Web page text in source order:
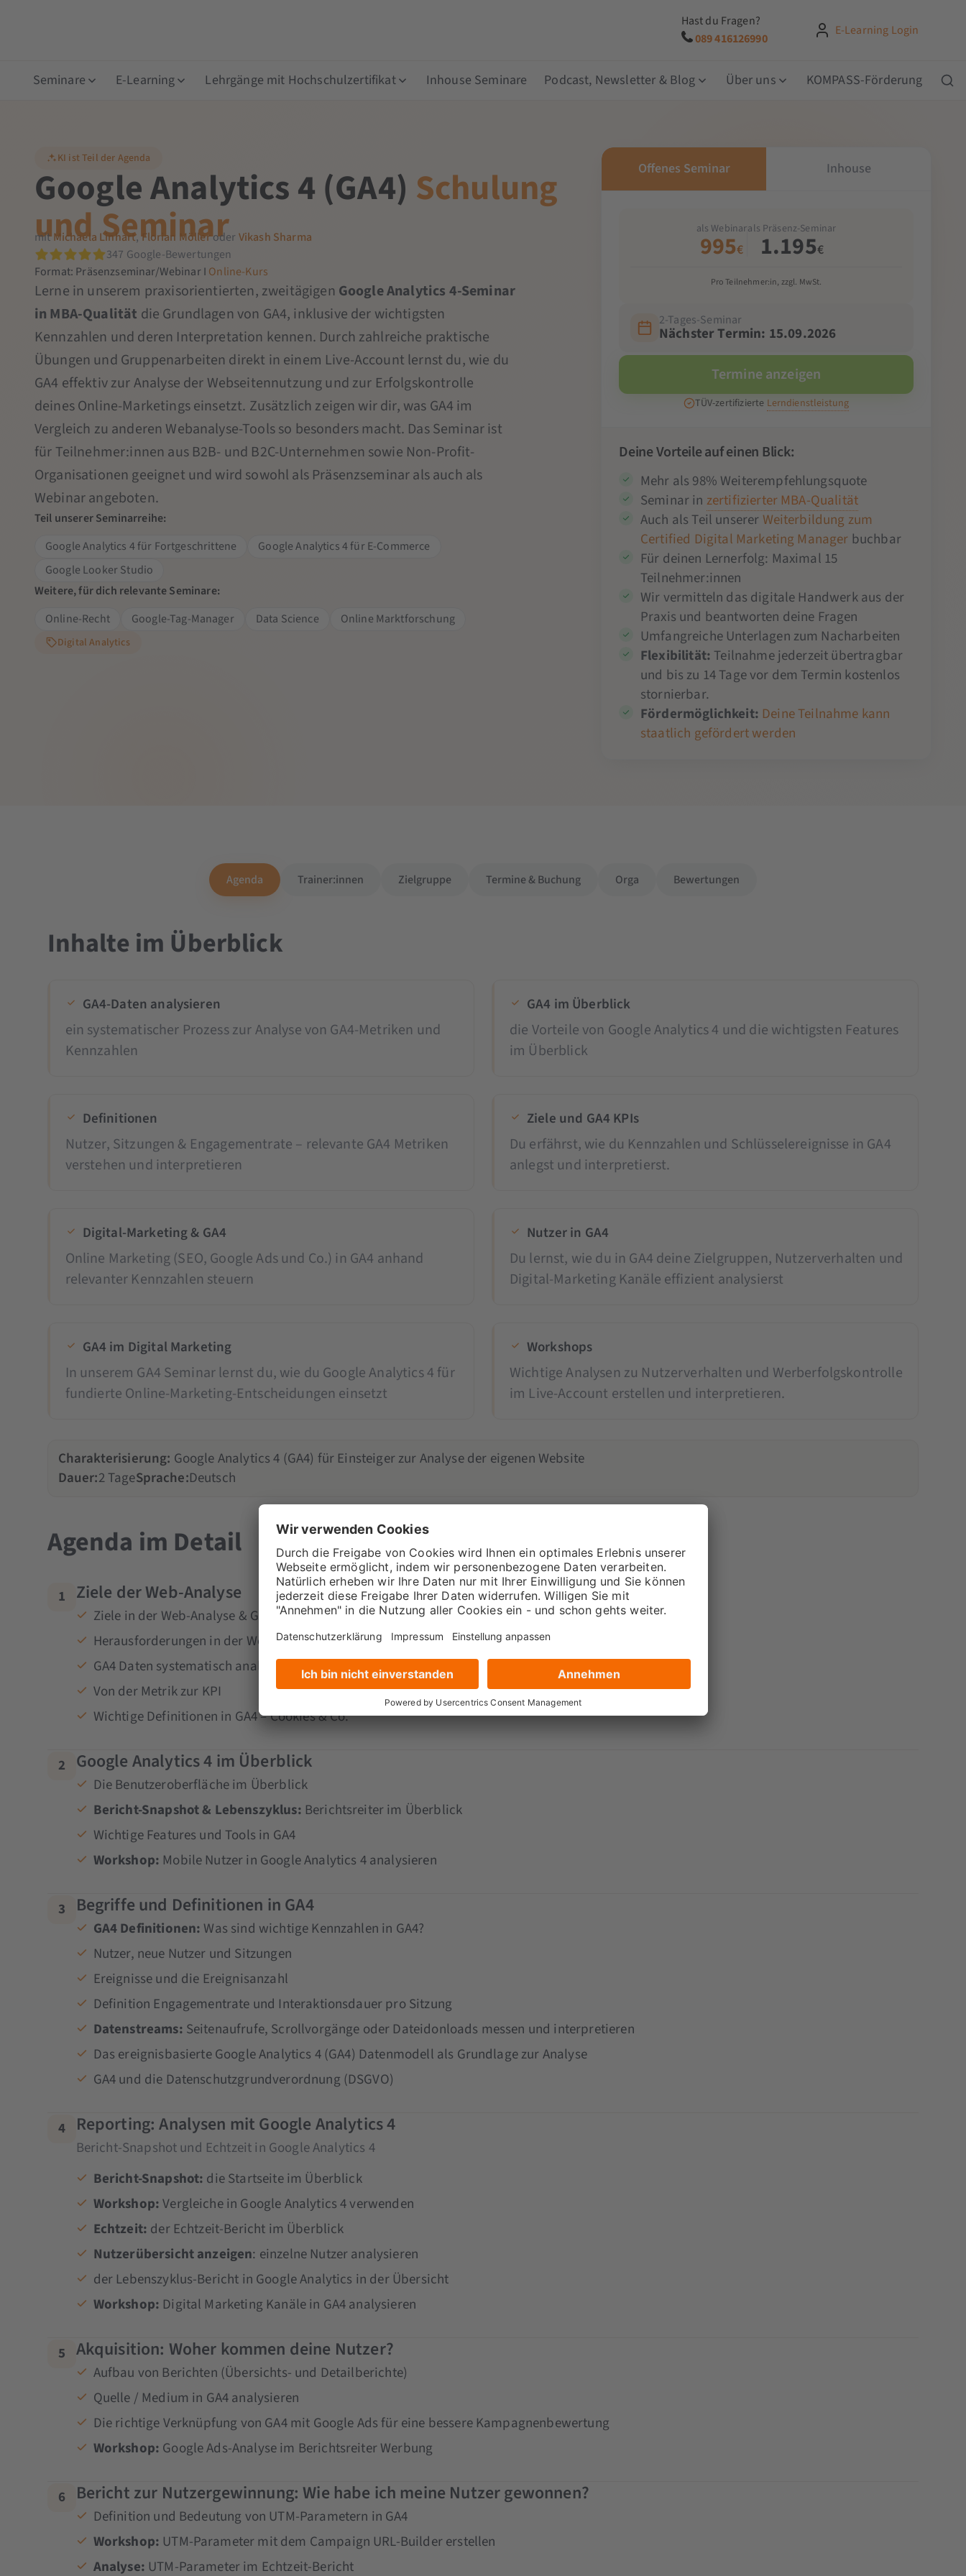
Hast du Fragen?
089 416126990
E-Learning Login
Seminare E-Learning Lehrgänge mit Hochschulzertifikat Inhouse Seminare Podcast, Newsletter & Blog Über uns KOMPASS-Förderung
KI ist Teil der Agenda
Google Analytics 4 (GA4) Schulung
und Seminar
mitMichaela Linhart,Florian Mölleroder Vikash Sharma
347 Google-Bewertungen
Format: Präsenzseminar/Webinar I Online-Kurs
Lerne in unserem praxisorientierten, zweitägigen Google Analytics 4-Seminar
in MBA-Qualität die Grundlagen von GA4, inklusive der wichtigsten
Kennzahlen und deren Interpretation kennen. Durch zahlreiche praktische
Übungen und Gruppenarbeiten direkt in einem Live-Account lernst du, wie du
GA4 effektiv zur Analyse der Webseitennutzung und zur Erfolgskontrolle
deines Online-Marketings einsetzt. Zusätzlich zeigen wir dir, was GA4 im
Vergleich zu anderen Webanalyse-Tools so besonders macht. Das Seminar ist
für Teilnehmer:innen aus B2B- und B2C-Unternehmen sowie Non-Profit-
Organisationen geeignet und wird sowohl als Präsenzseminar als auch als
Webinar angeboten.
Teil unserer Seminarreihe:
Google Analytics 4 für Fortgeschrittene
Google Analytics 4 für E-Commerce
Google Looker Studio
Weitere, für dich relevante Seminare:
Online-Recht
Google-Tag-Manager Data Science Online Marktforschung
Digital Analytics
Offenes Seminar Inhouse
als Webinar
995€
als Präsenz-Seminar
1.195€
Pro Teilnehmer:in, zzgl. MwSt.
2-Tages-Seminar
Nächster Termin: 15.09.2026
Termine anzeigen
TÜV-zertifizierte Lerndienstleistung
Deine Vorteile auf einen Blick:
Mehr als 98% Weiterempfehlungsquote
Seminar in zertifizierter MBA-Qualität
Auch als Teil unsererWeiterbildung zum
Certified Digital Marketing Manager buchbar
Für deinen Lernerfolg: Maximal 15
Teilnehmer:innen
Wir vermitteln das digitale Handwerk aus der
Praxis und beantworten deine Fragen
Umfangreiche Unterlagen zum Nacharbeiten
Flexibilität:Teilnahme jederzeit übertragbar
und bis zu 14 Tage vor dem Termin kostenlos
stornierbar.
Fördermöglichkeit: Deine Teilnahme kann
staatlich gefördert werden
Agenda Trainer:innen Zielgruppe Termine & Buchung Orga Bewertungen
Inhalte im Überblick
GA4-Daten analysieren
ein systematischer Prozess zur Analyse von GA4-Metriken und
Kennzahlen
GA4 im Überblick
die Vorteile von Google Analytics 4 und die wichtigsten Features
im Überblick
Definitionen
Nutzer, Sitzungen & Engagementrate – relevante GA4 Metriken
verstehen und interpretieren
Ziele und GA4 KPIs
Du erfährst, wie du Kennzahlen und Schlüsselereignisse in GA4
anlegst und interpretierst.
Digital-Marketing & GA4
Online Marketing (SEO, Google Ads und Co.) in GA4 anhand
relevanter Kennzahlen steuern
Nutzer in GA4
Du lernst, wie du in GA4 deine Zielgruppen, Nutzerverhalten und
Digital-Marketing Kanäle effizient analysierst
GA4 im Digital Marketing
In unserem GA4 Seminar lernst du, wie du Google Analytics 4 für
fundierte Online-Marketing-Entscheidungen einsetzt
Workshops
Wichtige Analysen zu Nutzerverhalten und Werberfolgskontrolle
im Live-Account erstellen und interpretieren.
Charakterisierung: Google Analytics 4 (GA4) für Einsteiger zur Analyse der eigenen Website
Dauer:2 TageSprache:Deutsch
Agenda im Detail
1 Ziele der Web-Analyse
Ziele in der Web-Analyse & GA4
Herausforderungen in der Web-Analyse
GA4 Daten systematisch analysieren – Web-Analyse Framework
Von der Metrik zur KPI
Wichtige Definitionen in GA4 – Cookies & Co.
2 Google Analytics 4 im Überblick
Die Benutzeroberfläche im Überblick
Bericht-Snapshot & Lebenszyklus: Berichtsreiter im Überblick
Wichtige Features und Tools in GA4
Workshop: Mobile Nutzer in Google Analytics 4 analysieren
3 Begriffe und Definitionen in GA4
GA4 Definitionen:Was sind wichtige Kennzahlen in GA4?
Nutzer, neue Nutzer und Sitzungen
Ereignisse und die Ereignisanzahl
Definition Engagementrate und Interaktionsdauer pro Sitzung
Datenstreams: Seitenaufrufe, Scrollvorgänge oder Dateidonloads messen und interpretieren
Das ereignisbasierte Google Analytics 4 (GA4) Datenmodell als Grundlage zur Analyse
GA4 und die Datenschutzgrundverordnung (DSGVO)
4 Reporting: Analysen mit Google Analytics 4
Bericht-Snapshot und Echtzeit in Google Analytics 4
Bericht-Snapshot: die Startseite im Überblick
Workshop:Vergleiche in Google Analytics 4 verwenden
Echtzeit: der Echtzeit-Bericht im Überblick
Nutzerübersicht anzeigen: einzelne Nutzer analysieren
der Lebenszyklus-Bericht in Google Analytics in der Übersicht
Workshop: Digital Marketing Kanäle in GA4 analysieren
5 Akquisition: Woher kommen deine Nutzer?
Aufbau von Berichten (Übersichts- und Detailberichte)
Quelle / Medium in GA4 analysieren
Die richtige Verknüpfung von GA4 mit Google Ads für eine bessere Kampagnenbewertung
Workshop: Google Ads-Analyse im Berichtsreiter Werbung
6 Bericht zur Nutzergewinnung: Wie habe ich meine Nutzer gewonnen?
Definition und Bedeutung von UTM-Parametern in GA4
Workshop: UTM-Parameter mit dem Campaign URL-Builder erstellen
Analyse: UTM-Parameter im Echtzeit-Bericht